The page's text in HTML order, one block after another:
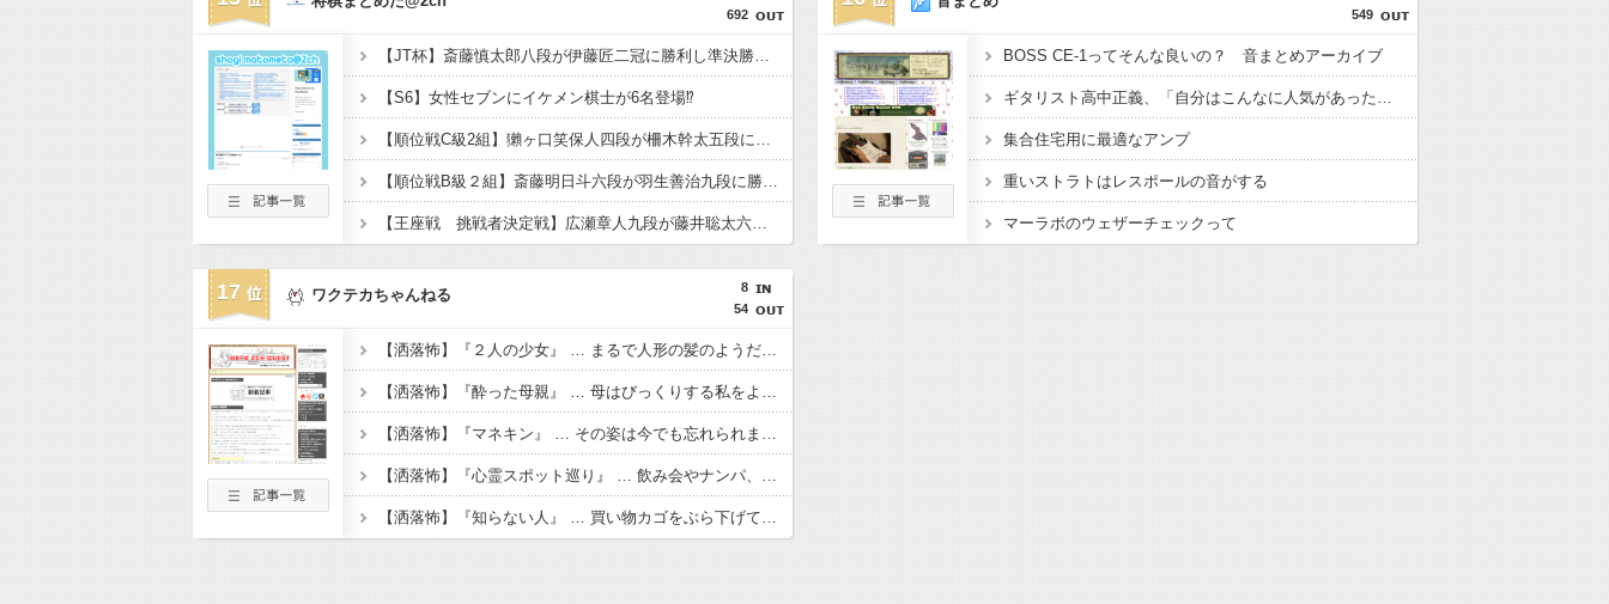
692
【JT杯】斎藤慎太郎八段が伊藤匠二冠に勝利し準決勝進出 伊藤匠二冠はJT杯出場３回目で未だ勝利なし
【S6】女性セブンにイケメン棋士が6名登場⁉
【順位戦C級2組】獺ヶ口笑保人四段が柵木幹太五段に勝利 柵木五段の連勝は15で止まる
【順位戦B級２組】斎藤明日斗六段が羽生善治九段に勝利 羽生九段は連敗スタートに
【王座戦 挑戦者決定戦】広瀬章人九段が藤井聡太六冠に勝利し、伊藤匠王座への挑戦権を得る 終盤は評価値の乱高下が止まらず
549
BOSS CE-1ってそんな良いの？ 音まとめアーカイブ
ギタリスト高中正義、「自分はこんなに人気があったのか」デビュー50年後に海外で“大バズり”で現地の反応「若いファンが出待ち」
集合住宅用に最適なアンプ
重いストラトはレスポールの音がする
マーラボのウェザーチェックって
17
8
54
ワクテカちゃんねる
【洒落怖】『２人の少女』 … まるで人形の髪のようだと思ったのを今でも覚えています
【洒落怖】『酔った母親』 … 母はびっくりする私をよそに「あんた誰？！」と言い放った
【洒落怖】『マネキン』 … その姿は今でも忘れられません こちらをまっすぐ見つめているようでした
【洒落怖】『心霊スポット巡り』 … 飲み会やナンパ、心霊スポットに凸する位しかない退屈な街だ
【洒落怖】『知らない人』 … 買い物カゴをぶら下げてうろうろしていると、急に手をつかまれ